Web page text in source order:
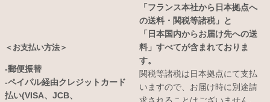
＜お支払い方法＞
-郵便振替
-ペイパル経由クレジットカード
払い(VISA、JCB、
「フランス本社から日本拠点へ
の送料・関税等諸税」と
「日本国内からお届け先への送
料」すべてが含まれておりま
す。
関税等諸税は日本拠点にて支払
いますので、お届け時に別途請